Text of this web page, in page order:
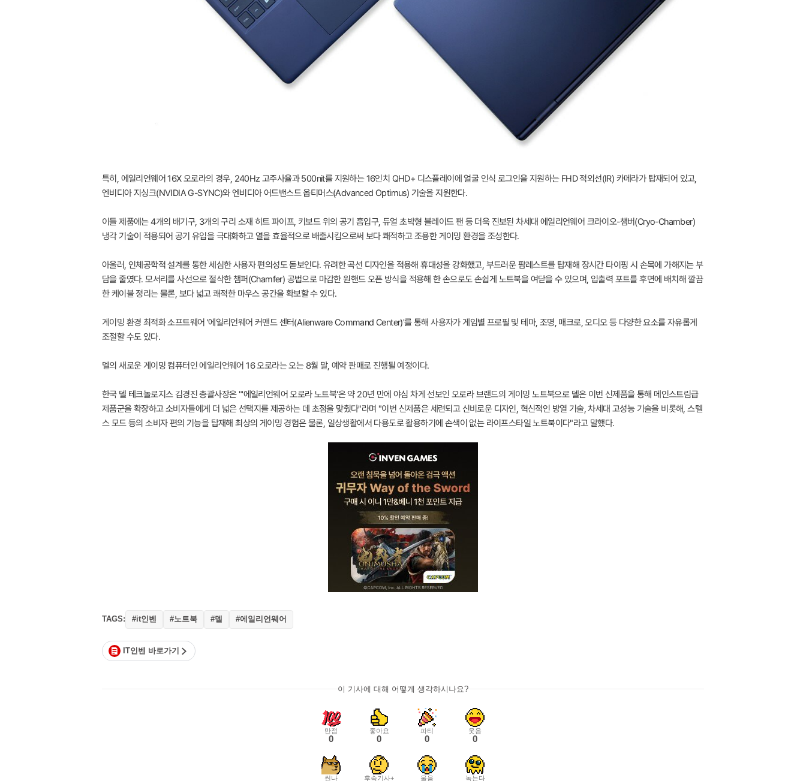
특히, 에일리언웨어 16X 오로라의 경우, 240Hz 고주사율과 500nit를 지원하는 16인치 QHD+ 디스플레이에 얼굴 인식 로그인을 지원하는 FHD 적외선(IR) 카메라가 탑재되어 있고,
엔비디아 지싱크(NVIDIA G-SYNC)와 엔비디아 어드밴스드 옵티머스(Advanced Optimus) 기술을 지원한다.
이들 제품에는 4개의 배기구, 3개의 구리 소재 히트 파이프, 키보드 위의 공기 흡입구, 듀얼 초박형 블레이드 팬 등 더욱 진보된 차세대 에일리언웨어 크라이오-챔버(Cryo-Chamber)
냉각 기술이 적용되어 공기 유입을 극대화하고 열을 효율적으로 배출시킴으로써 보다 쾌적하고 조용한 게이밍 환경을 조성한다.
아울러, 인체공학적 설계를 통한 세심한 사용자 편의성도 돋보인다. 유려한 곡선 디자인을 적용해 휴대성을 강화했고, 부드러운 팜레스트를 탑재해 장시간 타이핑 시 손목에 가해지는 부
담을 줄였다. 모서리를 사선으로 절삭한 챔퍼(Chamfer) 공법으로 마감한 원핸드 오픈 방식을 적용해 한 손으로도 손쉽게 노트북을 여닫을 수 있으며, 입출력 포트를 후면에 배치해 깔끔
한 케이블 정리는 물론, 보다 넓고 쾌적한 마우스 공간을 확보할 수 있다.
게이밍 환경 최적화 소프트웨어 '에일리언웨어 커맨드 센터(Alienware Command Center)'를 통해 사용자가 게임별 프로필 및 테마, 조명, 매크로, 오디오 등 다양한 요소를 자유롭게
조절할 수도 있다.
델의 새로운 게이밍 컴퓨터인 에일리언웨어 16 오로라는 오는 8월 말, 예약 판매로 진행될 예정이다.
한국 델 테크놀로지스 김경진 총괄사장은 "'에일리언웨어 오로라 노트북'은 약 20년 만에 야심 차게 선보인 오로라 브랜드의 게이밍 노트북으로 델은 이번 신제품을 통해 메인스트림급
제품군을 확장하고 소비자들에게 더 넓은 선택지를 제공하는 데 초점을 맞췄다"라며 "이번 신제품은 세련되고 신비로운 디자인, 혁신적인 방열 기술, 차세대 고성능 기술을 비롯해, 스텔
스 모드 등의 소비자 편의 기능을 탑재해 최상의 게이밍 경험은 물론, 일상생활에서 다용도로 활용하기에 손색이 없는 라이프스타일 노트북이다"라고 말했다.
TAGS: #it인벤 #노트북 #델 #에일리언웨어
IT인벤 바로가기
이 기사에 대해 어떻게 생각하시나요?
만점
0
좋아요
0
파티
0
웃음
0
씬나 후속기사+ 울음 녹는다